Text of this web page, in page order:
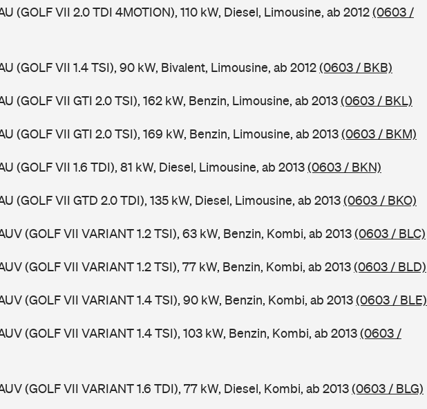
(GOLF VII 2.0 TDI 4MOTION), 110 kW, Diesel, Limousine, ab 2012(0603 /
(GOLF VII 1.4 TSI), 90 kW, Bivalent, Limousine, ab 2012(0603 / BKB)
(GOLF VII GTI 2.0 TSI), 162 kW, Benzin, Limousine, ab 2013(0603 / BKL)
(GOLF VII GTI 2.0 TSI), 169 kW, Benzin, Limousine, ab 2013(0603 / BKM)
(GOLF VII 1.6 TDI), 81 kW, Diesel, Limousine, ab 2013(0603 / BKN)
(GOLF VII GTD 2.0 TDI), 135 kW, Diesel, Limousine, ab 2013(0603 / BKO)
(GOLF VII VARIANT 1.2 TSI), 63 kW, Benzin, Kombi, ab 2013(0603 / BLC)
(GOLF VII VARIANT 1.2 TSI), 77 kW, Benzin, Kombi, ab 2013(0603 / BLD)
(GOLF VII VARIANT 1.4 TSI), 90 kW, Benzin, Kombi, ab 2013(0603 / BLE)
(GOLF VII VARIANT 1.4 TSI), 103 kW, Benzin, Kombi, ab 2013(0603 /
(GOLF VII VARIANT 1.6 TDI), 77 kW, Diesel, Kombi, ab 2013(0603 / BLG)